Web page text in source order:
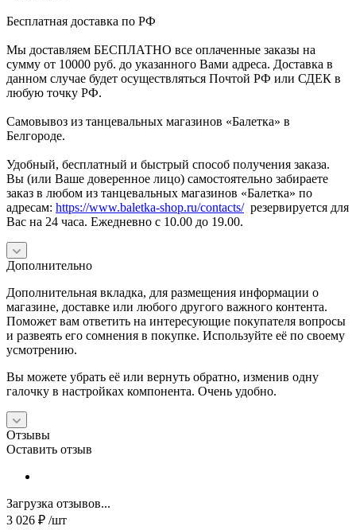
Бесплатная доставка по РФ
Мы доставляем БЕСПЛАТНО все оплаченные заказы на
сумму от 10000 руб. до указанного Вами адреса. Доставка в
данном случае будет осуществляться Почтой РФ или СДЕК в
любую точку РФ.
Самовывоз из танцевальных магазинов «Балетка» в
Белгороде.
Удобный, бесплатный и быстрый способ получения заказа.
Вы (или Ваше доверенное лицо) самостоятельно забираете
заказ в любом из танцевальных магазинов «Балетка» по
адресам: https://www.baletka-shop.ru/contacts/резервируется для
Вас на 24 часа. Ежедневно с 10.00 до 19.00.
Дополнительно
Дополнительная вкладка, для размещения информации о
магазине, доставке или любого другого важного контента.
Поможет вам ответить на интересующие покупателя вопросы
и развеять его сомнения в покупке. Используйте её по своему
усмотрению.
Вы можете убрать её или вернуть обратно, изменив одну
галочку в настройках компонента. Очень удобно.
Отзывы
Оставить отзыв
Загрузка отзывов...
3 026 ₽ /шт